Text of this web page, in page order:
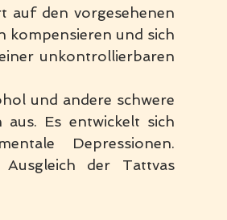
auf den vorgesehenen
kompensieren und sich
unkontrollierbaren
und andere schwere
Es entwickelt sich
Depressionen.
der Tattvas